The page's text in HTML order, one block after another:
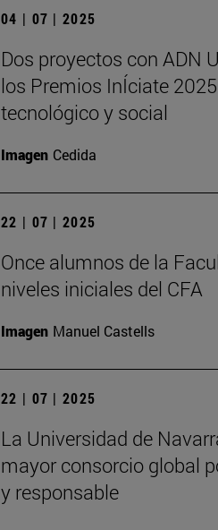
04 | 07 | 2025
Dos proyectos con ADN
los Premios InÍciate
tecnológico y social
Imagen Cedida
22 | 07 | 2025
Once alumnos de la
niveles iniciales del CFA
Imagen Manuel Castells
22 | 07 | 2025
La Universidad de
mayor consorcio global
y responsable